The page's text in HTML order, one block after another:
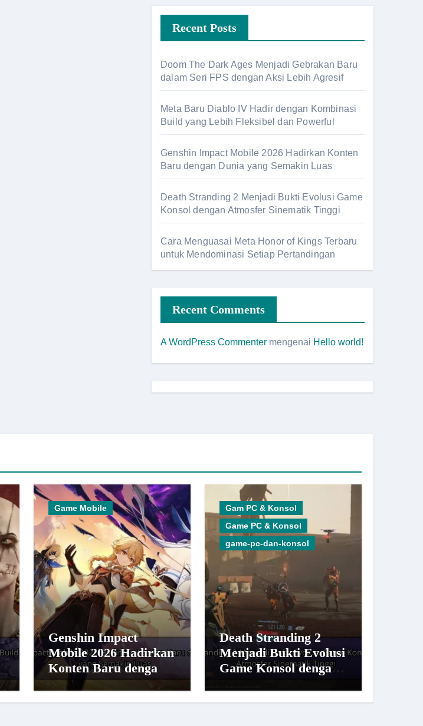
Recent Posts
Doom The Dark Ages Menjadi Gebrakan Baru
dalam Seri FPS dengan Aksi Lebih Agresif
Meta Baru Diablo IV Hadir dengan Kombinasi
Build yang Lebih Fleksibel dan Powerful
Genshin Impact Mobile 2026 Hadirkan Konten
Baru dengan Dunia yang Semakin Luas
Death Stranding 2 Menjadi Bukti Evolusi Game
Konsol dengan Atmosfer Sinematik Tinggi
Cara Menguasai Meta Honor of Kings Terbaru
untuk Mendominasi Setiap Pertandingan
Recent Comments
A WordPress Commenter mengenai Hello world!
Game Mobile
Genshin Impact
Mobile 2026 Hadirkan
Konten Baru dengan
Dunia yang Semakin
Luas
Gam PC & Konsol
Game PC & Konsol
game-pc-dan-konsol
Death Stranding 2
Menjadi Bukti Evolusi
Game Konsol dengan
Tinggi